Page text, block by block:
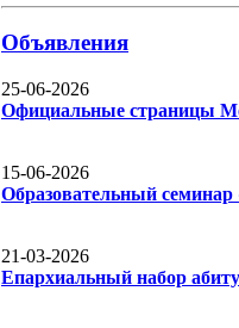
Объявления
25-06-2026
Официальные страницы
15-06-2026
Образовательный семинар
21-03-2026
Епархиальный набор